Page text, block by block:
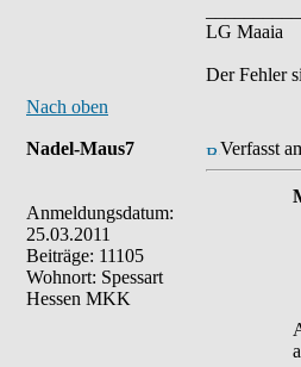
LG Maaia
Der Fehler
Nach oben
Nadel-Maus7
Anmeldungsdatum:
25.03.2011
Beiträge: 11105
Wohnort: Spessart
Hessen MKK
Verfasst